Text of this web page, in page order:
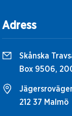
Adress
Skånska
Box 9506,
212 37 Malmö